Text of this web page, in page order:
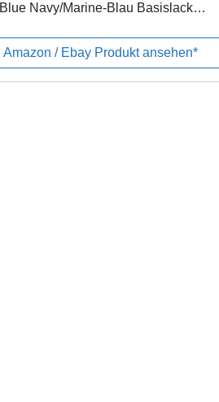
Navy/Marine-Blau Basislack
Amazon / Ebay Produkt ansehen*